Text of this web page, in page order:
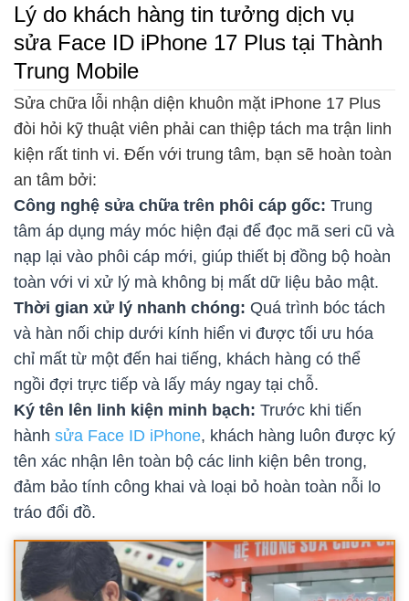
Lý do khách hàng tin tưởng dịch vụ
sửa Face ID iPhone 17 Plus tại Thành
Trung Mobile
Sửa chữa lỗi nhận diện khuôn mặt iPhone 17 Plus
đòi hỏi kỹ thuật viên phải can thiệp tách ma trận linh
kiện rất tinh vi. Đến với trung tâm, bạn sẽ hoàn toàn
an tâm bởi:
Công nghệ sửa chữa trên phôi cáp gốc: Trung
tâm áp dụng máy móc hiện đại để đọc mã seri cũ và
nạp lại vào phôi cáp mới, giúp thiết bị đồng bộ hoàn
toàn với vi xử lý mà không bị mất dữ liệu bảo mật.
Thời gian xử lý nhanh chóng: Quá trình bóc tách
và hàn nối chip dưới kính hiển vi được tối ưu hóa
chỉ mất từ một đến hai tiếng, khách hàng có thể
ngồi đợi trực tiếp và lấy máy ngay tại chỗ.
Ký tên lên linh kiện minh bạch: Trước khi tiến
hành sửa Face ID iPhone, khách hàng luôn được ký
tên xác nhận lên toàn bộ các linh kiện bên trong,
đảm bảo tính công khai và loại bỏ hoàn toàn nỗi lo
tráo đổi đồ.